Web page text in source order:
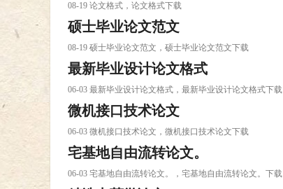
08-19 论文格式，论文格式下载
硕士毕业论文范文
08-19 硕士毕业论文范文，硕士毕业论文范文下载
最新毕业设计论文格式
06-03 最新毕业设计论文格式，最新毕业设计论文格式下载
微机接口技术论文
06-03 微机接口技术论文，微机接口技术论文下载
宅基地自由流转论文。
06-03 宅基地自由流转论文。，宅基地自由流转论文。下载